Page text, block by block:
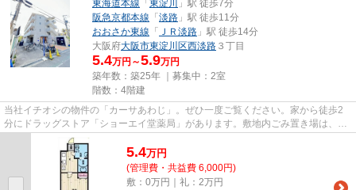
東海道本線 「 東淀川
」駅 徒歩7分
阪急京都本線 「 淡路 」駅 徒歩11分
おおさか東線 「 ＪＲ淡路 」駅 徒歩14分
大阪府大阪市東淀川区西淡路 ３丁目
5.4万円～5.9万円
築年数：築25年 ｜募集中： 2室
階数：4階建
当社イチオシの物件の「カーサあわじ」。ぜひ一度ご覧ください。家から徒歩2
分にドラッグストア「ショーエイ堂薬局」があります。敷地内ごみ置き場は、簡
単にごみ捨てができるのが魅力...
5.4万円
(管理費・共益費 6,000円)
敷：0万円｜礼：2万円